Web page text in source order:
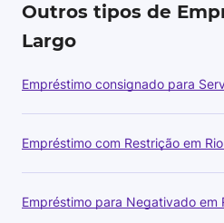
Outros tipos de
Largo
Empréstimo consignado para
Empréstimo com Restrição em
Empréstimo para Negativado em